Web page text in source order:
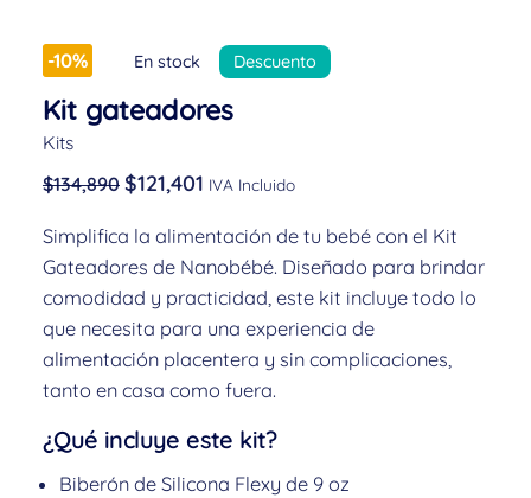
-10% En stock Descuento
Kit gateadores
Kits
$134,890 $121,401 IVA Incluido
Simplifica la alimentación de tu bebé con el Kit
Gateadores de Nanobébé. Diseñado para brindar
comodidad y practicidad, este kit incluye todo lo
que necesita para una experiencia de
alimentación placentera y sin complicaciones,
tanto en casa como fuera.
¿Qué incluye este kit?
Biberón de Silicona Flexy de 9 oz